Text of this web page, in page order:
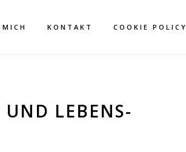
KONTAKT COOKIE POLICY
LEBENS-